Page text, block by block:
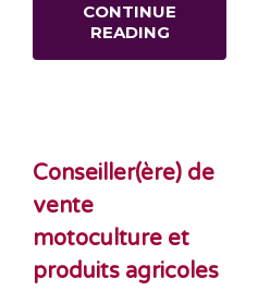
CONTINUE
READING
Conseiller(ère) de
vente
motoculture et
produits agricoles